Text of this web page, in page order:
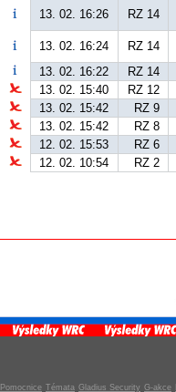
13. 02. 16:26
RZ 14
13. 02. 16:24
RZ 14
13. 02. 16:22
RZ 14
13. 02. 15:40
RZ 12
13. 02. 15:42
RZ 9
13. 02. 15:42
RZ 8
12. 02. 15:53
RZ 6
12. 02. 10:54
RZ 2
Pomocnice Témata Gladius Security G-akce